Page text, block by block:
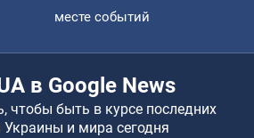
месте событий
в Google News
чтобы быть в курсе последних
Украины и мира сегодня